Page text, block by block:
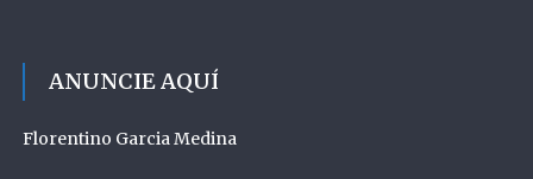
ANUNCIE AQUÍ
Florentino Garcia Medina